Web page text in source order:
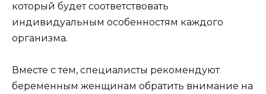
который будет соответствовать
индивидуальным особенностям каждого
организма.
Вместе с тем, специалисты рекомендуют
беременным женщинам обратить внимание на